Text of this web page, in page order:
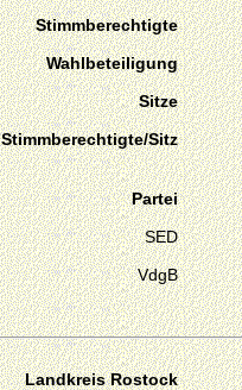
Stimmberechtigte
Wahlbeteiligung
Sitze
Stimmberechtigte/Sitz
Partei
SED
VdgB
Landkreis Rostock